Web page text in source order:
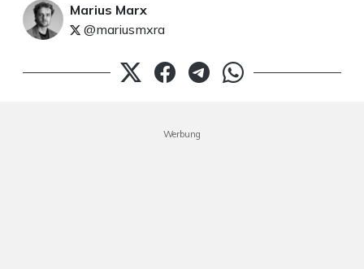
Marius Marx
@mariusmxra
Werbung